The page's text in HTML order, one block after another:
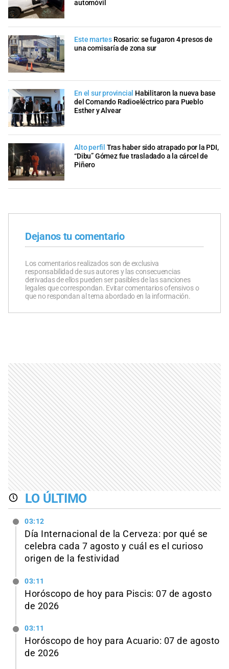
automóvil
Este martes Rosario: se fugaron 4 presos de
una comisaría de zona sur
En el sur provincial Habilitaron la nueva base
del Comando Radioeléctrico para Pueblo
Esther y Alvear
Alto perfil Tras haber sido atrapado por la PDI,
“Dibu” Gómez fue trasladado a la cárcel de
Piñero
Dejanos tu comentario
Los comentarios realizados son de exclusiva
responsabilidad de sus autores y las consecuencias
derivadas de ellos pueden ser pasibles de las sanciones
legales que correspondan. Evitar comentarios ofensivos o
que no respondan al tema abordado en la información.
LO ÚLTIMO
03:12
Día Internacional de la Cerveza: por qué se
celebra cada 7 agosto y cuál es el curioso
origen de la festividad
03:11
Horóscopo de hoy para Piscis: 07 de agosto
de 2026
03:11
Horóscopo de hoy para Acuario: 07 de agosto
de 2026